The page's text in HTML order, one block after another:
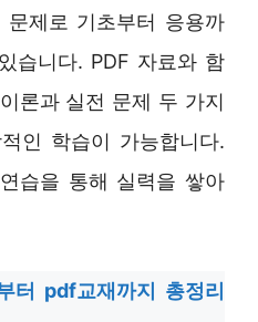
제로 기초부터 응용까
습니다. PDF 자료와 함
론과 실전 문제 두 가지
인 학습이 가능합니다.
습을 통해 실력을 쌓아
터 pdf교재까지 총정리